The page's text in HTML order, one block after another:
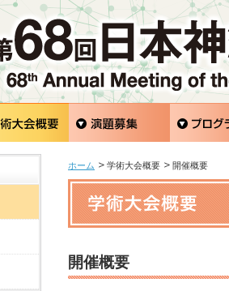
ホーム 学術大会概要 開催概要
開催概要